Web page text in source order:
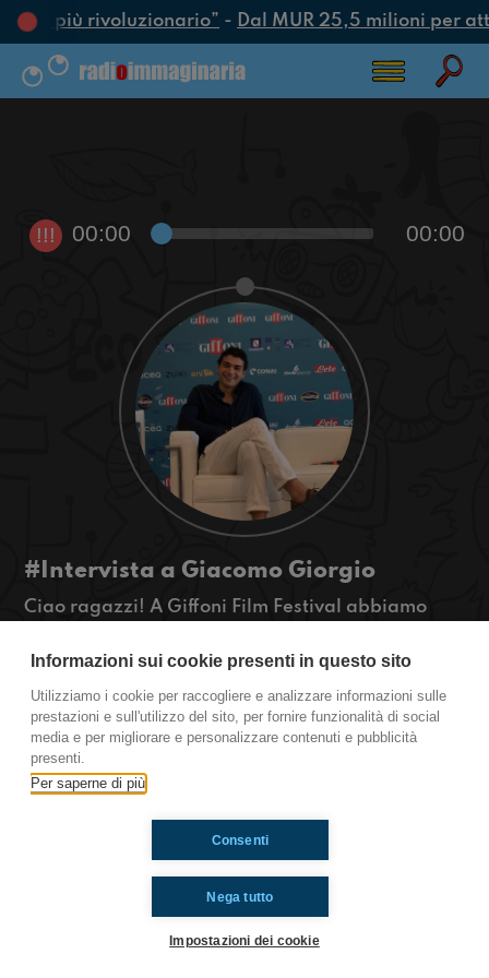
più rivoluzionario”- Dal MUR 25,5 milioni per
!!! 00:00 00:00
#Intervista a Giacomo Giorgio
Ciao ragazzi! A Giffoni Film Festival abbiamo
in Mare Fuori. Presto lo vedremo in "Noi siamo
gruppo di adolescenti che scoprono di avere i
superpoteri. Ascoltate qui!
Ti è piaciuto? Condividilo!
Informazioni sui cookie presenti in questo sito
Utilizziamo i cookie per raccogliere e analizzare informazioni sulle
prestazioni e sull'utilizzo del sito, per fornire funzionalità di social
media e per migliorare e personalizzare contenuti e pubblicità
presenti.
Per saperne di più
Nega tutto
Consenti
Impostazioni dei cookie